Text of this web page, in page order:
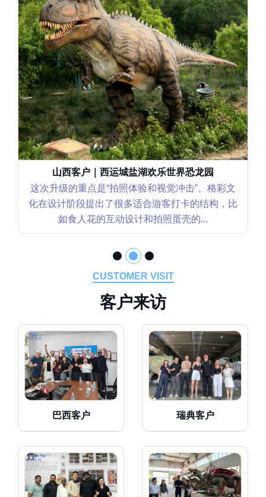
辽宁客户｜沈阳世博园恐龙花园
这个恐龙花园项目我们更关注“互动性和可持续运
营”。格彩文化在设计上不仅考虑视觉效果，还重
点强化了坐骑类互动装置的安全性和...
CUSTOMER VISIT
客户来访
巴西客户 瑞典客户